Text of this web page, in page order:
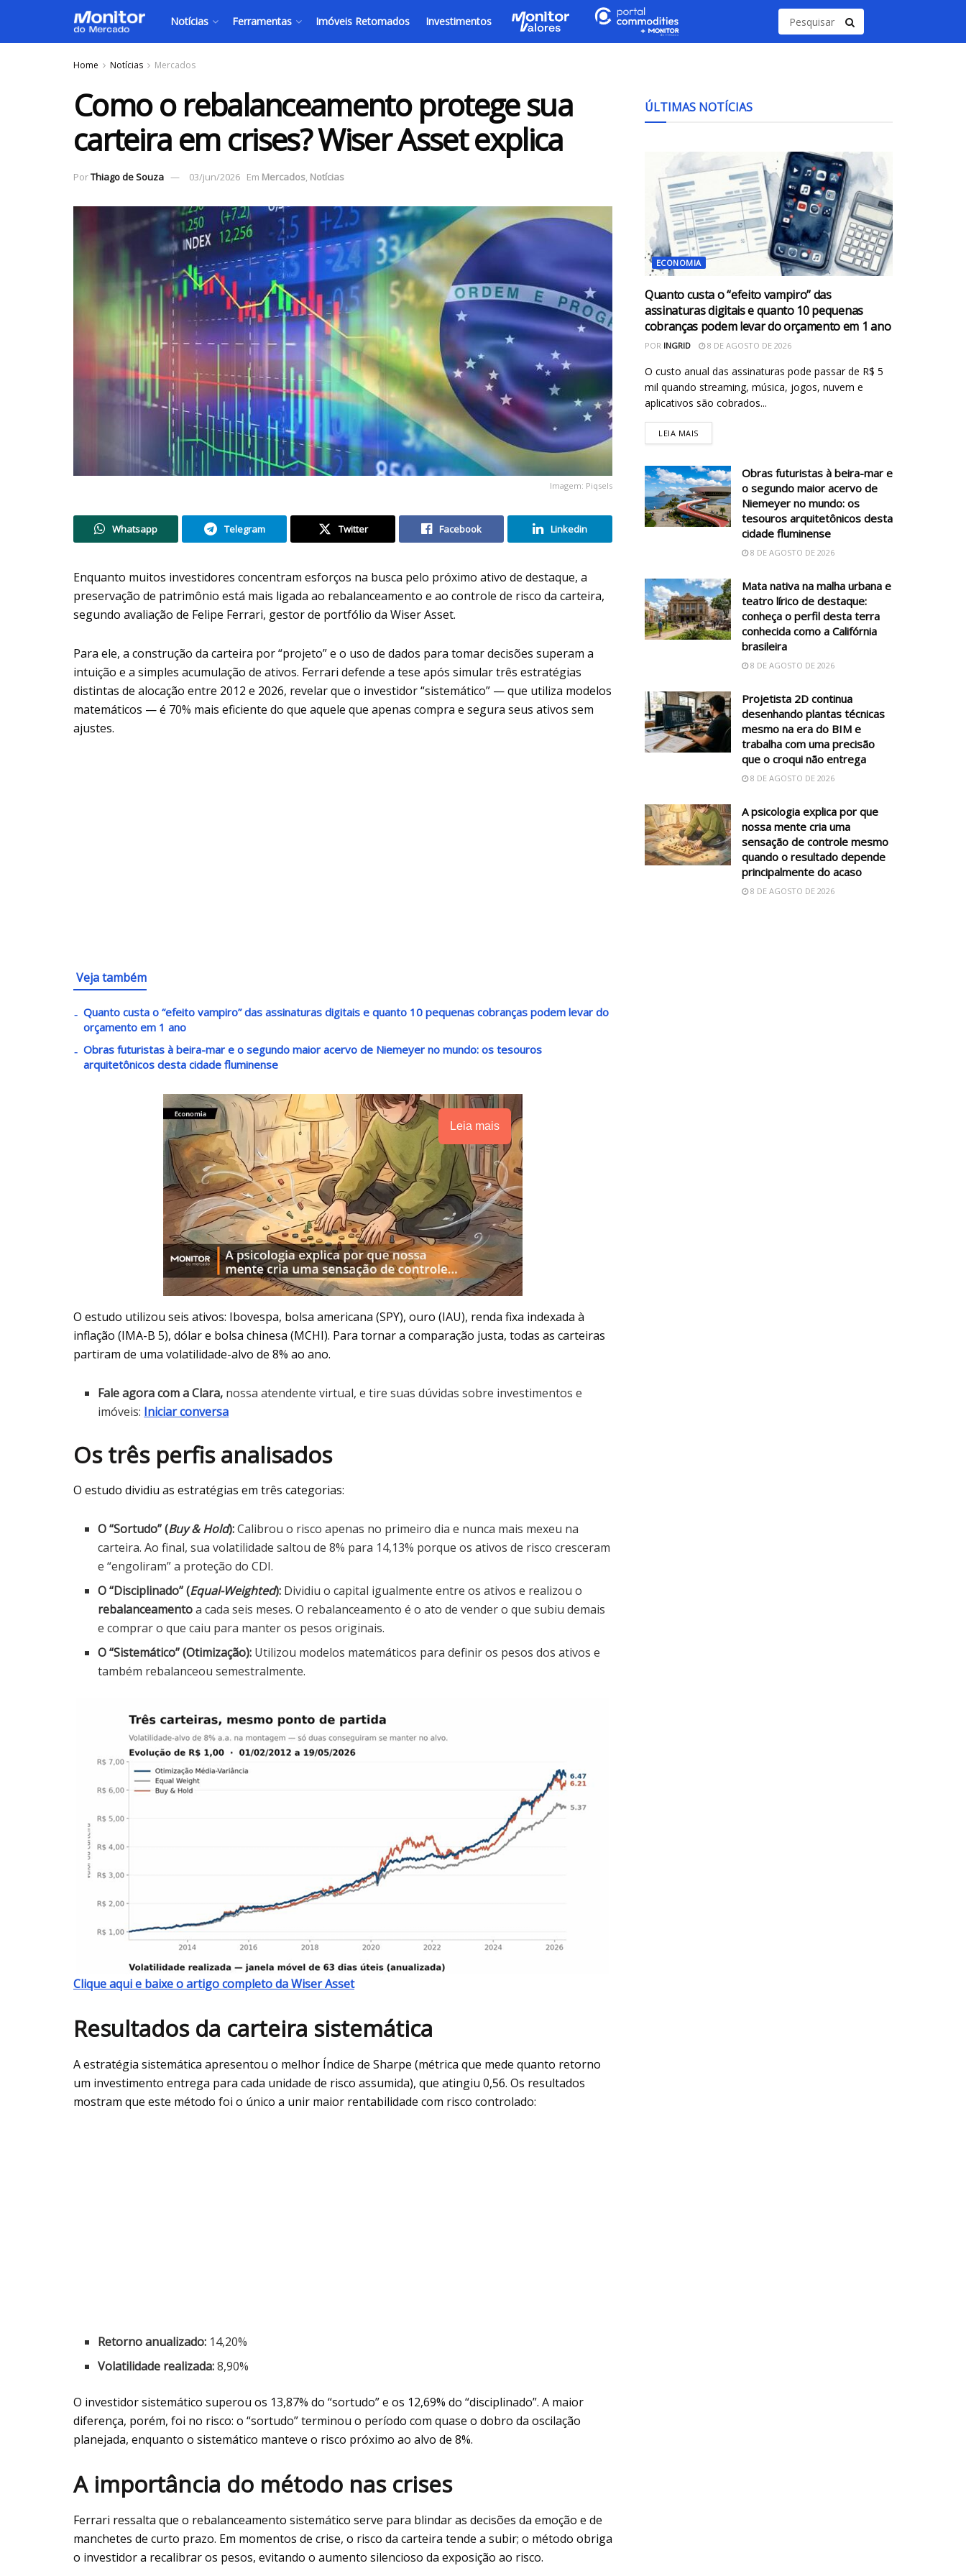
Notícias Ferramentas Imóveis Retomados Investimentos
Home Notícias Mercados
Como o rebalanceamento protege sua
carteira em crises? Wiser Asset explica
PorThiago de Souza 03/jun/2026 Em Mercados, Notícias
Imagem: Piqsels
Whatsapp Telegram Twitter Facebook Linkedin
Enquanto muitos investidores concentram esforços na busca pelo próximo ativo de destaque, a
preservação de patrimônio está mais ligada ao rebalanceamento e ao controle de risco da carteira,
segundo avaliação de Felipe Ferrari, gestor de portfólio da Wiser Asset.
Para ele, a construção da carteira por “projeto” e o uso de dados para tomar decisões superam a
intuição e a simples acumulação de ativos. Ferrari defende a tese após simular três estratégias
distintas de alocação entre 2012 e 2026, revelar que o investidor “sistemático” — que utiliza modelos
matemáticos — é 70% mais eficiente do que aquele que apenas compra e segura seus ativos sem
ajustes.
Veja também
Quanto custa o “efeito vampiro” das assinaturas digitais e quanto 10 pequenas cobranças podem levar do
orçamento em 1 ano
Obras futuristas à beira-mar e o segundo maior acervo de Niemeyer no mundo: os tesouros
arquitetônicos desta cidade fluminense
Leia mais
O estudo utilizou seis ativos: Ibovespa, bolsa americana (SPY), ouro (IAU), renda fixa indexada à
inflação (IMA-B 5), dólar e bolsa chinesa (MCHI). Para tornar a comparação justa, todas as carteiras
partiram de uma volatilidade-alvo de 8% ao ano.
Fale agora com a Clara, nossa atendente virtual, e tire suas dúvidas sobre investimentos e
imóveis: Iniciar conversa
Os três perfis analisados
O estudo dividiu as estratégias em três categorias:
O “Sortudo” (Buy & Hold):Calibrou o risco apenas no primeiro dia e nunca mais mexeu na
carteira. Ao final, sua volatilidade saltou de 8% para 14,13% porque os ativos de risco cresceram
e “engoliram” a proteção do CDI.
O “Disciplinado” (Equal-Weighted): Dividiu o capital igualmente entre os ativos e realizou o
rebalanceamentoa cada seis meses. O rebalanceamento é o ato de vender o que subiu demais
e comprar o que caiu para manter os pesos originais.
O “Sistemático” (Otimização): Utilizou modelos matemáticos para definir os pesos dos ativos e
também rebalanceou semestralmente.
Clique aqui e baixe o artigo completo da Wiser Asset
Resultados da carteira sistemática
A estratégia sistemática apresentou o melhor Índice de Sharpe (métrica que mede quanto retorno
um investimento entrega para cada unidade de risco assumida), que atingiu 0,56. Os resultados
mostram que este método foi o único a unir maior rentabilidade com risco controlado:
Retorno anualizado: 14,20%
Volatilidade realizada:8,90%
O investidor sistemático superou os 13,87% do “sortudo” e os 12,69% do “disciplinado”. A maior
diferença, porém, foi no risco: o “sortudo” terminou o período com quase o dobro da oscilação
planejada, enquanto o sistemático manteve o risco próximo ao alvo de 8%.
A importância do método nas crises
Ferrari ressalta que o rebalanceamento sistemático serve para blindar as decisões da emoção e de
manchetes de curto prazo. Em momentos de crise, o risco da carteira tende a subir; o método obriga
o investidor a recalibrar os pesos, evitando o aumento silencioso da exposição ao risco.
ÚLTIMAS NOTÍCIAS
ECONOMIA
Quanto custa o “efeito vampiro” das
assinaturas digitais e quanto 10 pequenas
cobranças podem levar do orçamento em 1 ano
POR INGRID 8 DE AGOSTO DE 2026
O custo anual das assinaturas pode passar de R$ 5
mil quando streaming, música, jogos, nuvem e
aplicativos são cobrados...
LEIA MAIS
Obras futuristas à beira-mar e
o segundo maior acervo de
Niemeyer no mundo: os
tesouros arquitetônicos desta
cidade fluminense
8 DE AGOSTO DE 2026
Mata nativa na malha urbana e
teatro lírico de destaque:
conheça o perfil desta terra
conhecida como a Califórnia
brasileira
8 DE AGOSTO DE 2026
Projetista 2D continua
desenhando plantas técnicas
mesmo na era do BIM e
trabalha com uma precisão
que o croqui não entrega
8 DE AGOSTO DE 2026
A psicologia explica por que
nossa mente cria uma
sensação de controle mesmo
quando o resultado depende
principalmente do acaso
8 DE AGOSTO DE 2026